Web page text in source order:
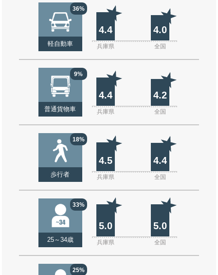
36%
軽自動車
4.4 4.0
兵庫県 全国
9%
普通貨物車
4.4 4.2
兵庫県 全国
18%
歩行者
4.5 4.4
兵庫県 全国
33%
25～34歳
5.0 5.0
兵庫県 全国
25%